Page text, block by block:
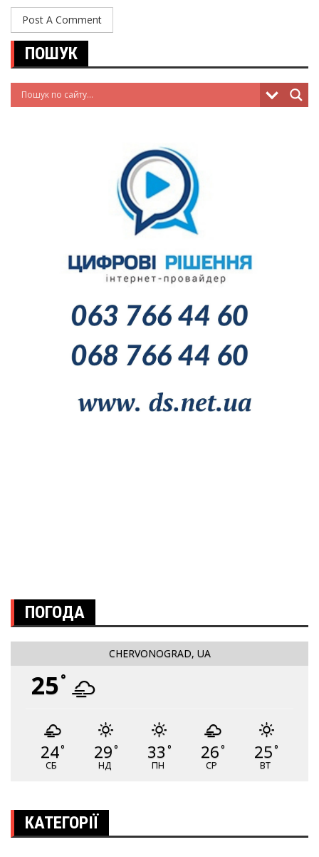
ПОШУК
ПОГОДА
CHERVONOGRAD, UA
25°
24°
СБ
29°
НД
33 °
ПН
26°
СР
25°
ВТ
КАТЕГОРІЇ